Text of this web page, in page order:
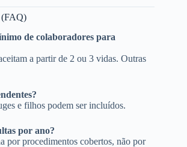
(FAQ)
de colaboradores para
a partir de 2 ou 3 vidas. Outras
e filhos podem ser incluídos.
por ano?
por procedimentos cobertos, não por